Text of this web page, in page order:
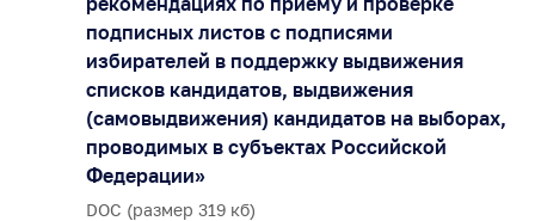
подписных листов с подписями
избирателей в поддержку выдвижения
списков кандидатов, выдвижения
(самовыдвижения) кандидатов на выборах,
проводимых в субъектах Российской
Федерации»
DOC (размер 319 кб)